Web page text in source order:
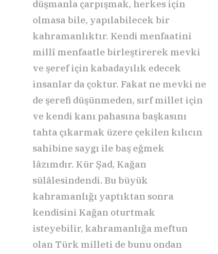
düşmanla çarpışmak, herkes için
olmasa bile, yapılabilecek bir
kahramanlıktır. Kendi menfaatini
millî menfaatle birleştirerek mevki
ve şeref için kabadayılık edecek
insanlar da çoktur. Fakat ne mevki ne
de şerefi düşünmeden, sırf millet için
ve kendi kanı pahasına başkasını
tahta çıkarmak üzere çekilen kılıcın
sahibine saygı ile baş eğmek
lâzımdır. Kür Şad, Kağan
sülâlesindendi. Bu büyük
kahramanlığı yaptıktan sonra
kendisini Kağan oturtmak
isteyebilir, kahramanlığa meftun
olan Türk milleti de bunu ondan